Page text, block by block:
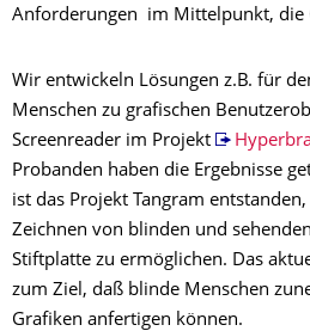
Anforderungen im Mittelpunkt, die
Wir entwickeln Lösungen z.B. für
Menschen zu grafischen
Screenreader im Projekt
Probanden haben die Ergebnisse
ist das Projekt Tangram
Zeichnen von blinden und
Stiftplatte zu ermöglichen. Das
zum Ziel, daß blinde Menschen
Grafiken anfertigen können.